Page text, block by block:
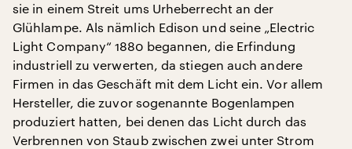
sie in einem Streit ums Urheberrecht an der
Glühlampe. Als nämlich Edison und seine „Electric
Light Company“ 1880 begannen, die Erfindung
industriell zu verwerten, da stiegen auch andere
Firmen in das Geschäft mit dem Licht ein. Vor allem
Hersteller, die zuvor sogenannte Bogenlampen
produziert hatten, bei denen das Licht durch das
Verbrennen von Staub zwischen zwei unter Strom